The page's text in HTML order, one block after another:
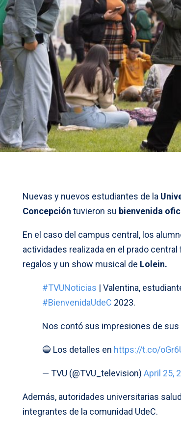
Nuevas y nuevos estudiantes de la
Concepción tuvieron su bienvenida
En el caso del campus central, los
actividades realizada en el prado
regalos y un show musical de Lolein.
#TVUNoticias | Valentina,
#BienvenidaUdeC 2023.
Nos contó sus impresiones de
🔵 Los detalles en https://t.co/
— TVU (@TVU_television) April 25,
Además, autoridades universitarias
integrantes de la comunidad UdeC.